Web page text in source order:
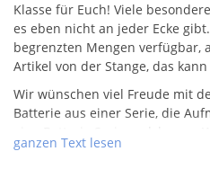
Klasse für Euch! Viele
es eben nicht an jeder Ecke
begrenzten Mengen verfügbar,
Artikel von der Stange, das
Wir wünschen viel Freude mit
Batterie aus einer Serie, die
eine Batterie Serie, welche von
(Deutschland) hergestellt
ganzen Text lesen